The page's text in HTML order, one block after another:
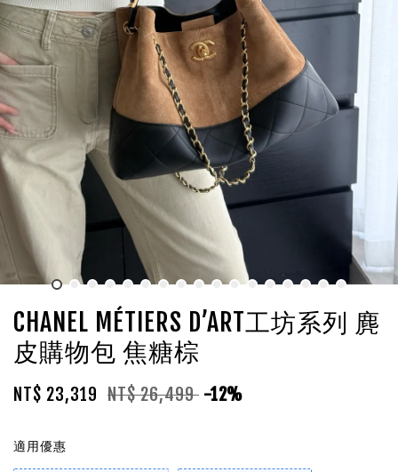
CHANEL MÉTIERS D’ART工坊系列 麂
皮購物包 焦糖棕
NT$ 23,319 NT$ 26,499 -12%
適用優惠